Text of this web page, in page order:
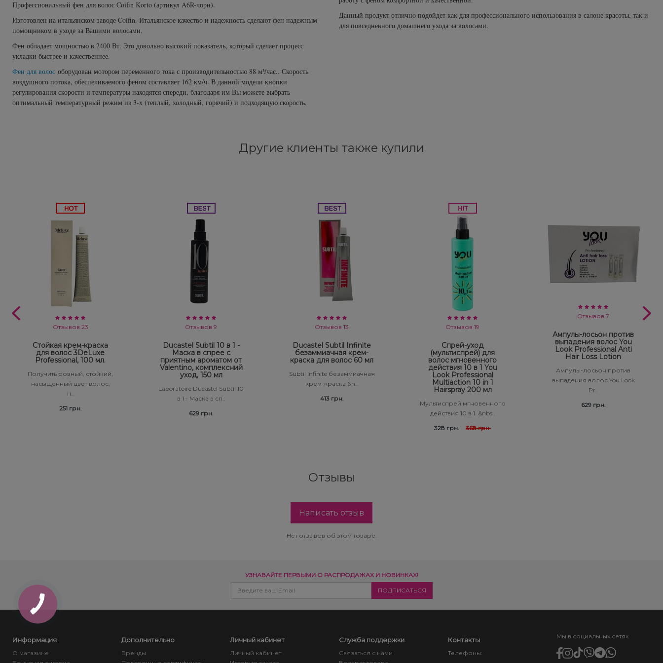
Профессиональный фен для волос Coifin Korto (артикул A6R-чорн).
Изготовлен на итальянском заводе Coifin. Итальянское качество и надежность сделают фен надежным
помощником в уходе за Вашими волосами.
Фен обладает мощностью в 2400 Вт. Это довольно высокий показатель, который сделает процесс
укладки быстрее и качественнее.
Фен для волос оборудован мотором переменного тока с производительностью 88 м³/час.. Скорость
воздушного потока, обеспечиваемого феном составляет 162 км/ч. В данной модели кнопки
регулирования скорости и температуры находятся спереди, благодаря им Вы можете выбрать
оптимальный температурный режим из 3-х (теплый, холодный, горячий) и подходящую скорость.
Данный продукт отлично подойдет как для профессионального использования в салоне красоты, так и
для повседневного домашнего ухода за волосами.
Другие клиенты также купили
Отзывов 23
Стойкая крем-краска
для волос 3DeLuxe
Professional, 100 мл.
Получить ровный, стойкий,
насыщенный цвет волос,
п..
251 грн.
Отзывов 9
Ducastel Subtil 10 в 1 -
Маска в спрее с
приятным ароматом от
Valentino, комплексний
уход, 150 мл
Laboratoire Ducastel Subtil 10
в 1 - Маска в сп..
629 грн.
Отзывов 13
Ducastel Subtil Infinite
безаммиачная крем-
краска для волос 60 мл
Subtil Infinite безаммиачная
крем-краска &n..
413 грн.
Отзывов 19
Спрей-уход
(мультиспрей) для
волос мгновенного
действия 10 в 1 You
Look Professional
Multiaction 10 in 1
Hairspray 200 мл
Мультиспрей мгновенного
действия 10 в 1 &nbs..
328 грн.
368 грн.
Отзывов 7
Ампулы-лосьон против
выпадения волос You
Look Professional Anti
Hair Loss Lotion
Ампулы-лосьон против
выпадения волос You Look
Pr..
629 грн.
Отзывы
Написать отзыв
Нет отзывов об этом товаре.
УЗНАВАЙТЕ ПЕРВЫМИ О РАСПРОДАЖАХ И НОВИНКАХ!
Информация
О магазине
Дополнительно
Бренды
Личный кабинет
Личный кабинет
Служба поддержки
Связаться с нами
Контакты
Телефоны:
Мы в социальных сетях
Subtil Global Lift - Глубокое восстановление
Subtil Man XY - Серия для мужчин: для ухода и укладки
Subtil Retouch Lab - защита цвета волос
Осветляющие средства и окислители Laboratoire
Ducastel Subtil Blond
You Look Glamour